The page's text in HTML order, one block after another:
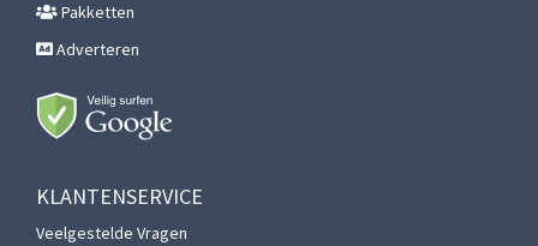
Pakketten
Adverteren
KLANTENSERVICE
Veelgestelde Vragen